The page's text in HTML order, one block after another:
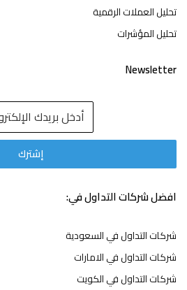
تحليل العملات الرقمية
تحليل المؤشرات
Newsletter
افضل شركات التداول في:
شركات التداول في السعودية
شركات التداول في الامارات
شركات التداول في الكويت